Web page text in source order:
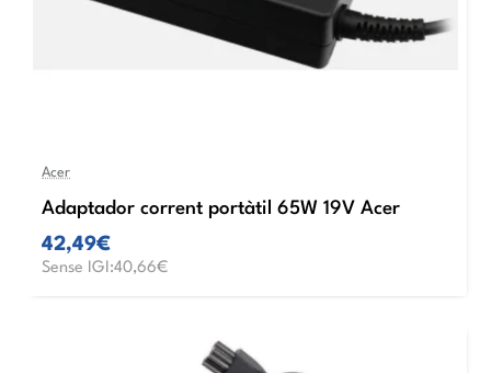
Acer
Adaptador corrent portàtil 65W 19V Acer
42,49€
Sense IGI:40,66€